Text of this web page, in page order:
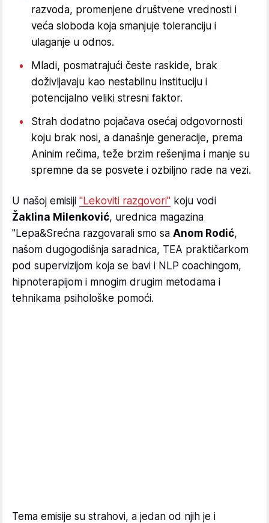
razvoda, promenjene društvene vrednosti i
veća sloboda koja smanjuje toleranciju i
ulaganje u odnos.
Mladi, posmatrajući česte raskide, brak
doživljavaju kao nestabilnu instituciju i
potencijalno veliki stresni faktor.
Strah dodatno pojačava osećaj odgovornosti
koju brak nosi, a današnje generacije, prema
Aninim rečima, teže brzim rešenjima i manje su
spremne da se posvete i ozbiljno rade na vezi.
U našoj emisiji "Lekoviti razgovori" koju vodi
Žaklina Milenković, urednica magazina
"Lepa&Srećna razgovarali smo sa Anom Rodić,
našom dugogodišnja saradnica, TEA praktičarkom
pod supervizijom koja se bavi i NLP coachingom,
hipnoterapijom i mnogim drugim metodama i
tehnikama psihološke pomoći.
Tema emisije su strahovi, a jedan od njih je i